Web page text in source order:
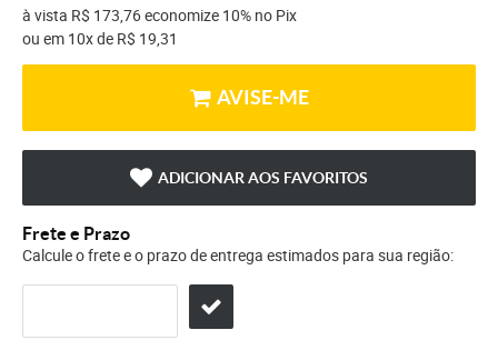
à vista R$ 173,76economize 10% no Pix
ou em 10xde R$ 19,31
AVISE-ME
ADICIONAR AOS FAVORITOS
Frete e Prazo
Calcule o frete e o prazo de entrega estimados para sua região: